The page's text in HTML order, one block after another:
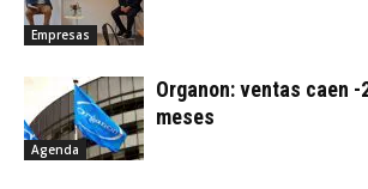
Empresas
Agenda
Organon: ventas caen -
meses